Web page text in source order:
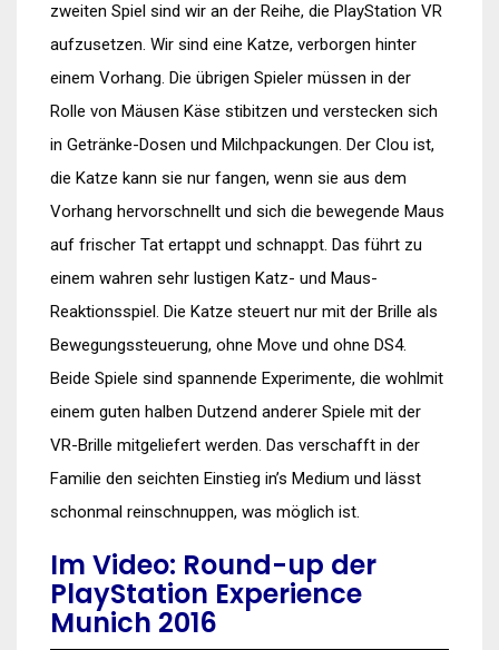
zweiten Spiel sind wir an der Reihe, die PlayStation VR
aufzusetzen. Wir sind eine Katze, verborgen hinter
einem Vorhang. Die übrigen Spieler müssen in der
Rolle von Mäusen Käse stibitzen und verstecken sich
in Getränke-Dosen und Milchpackungen. Der Clou ist,
die Katze kann sie nur fangen, wenn sie aus dem
Vorhang hervorschnellt und sich die bewegende Maus
auf frischer Tat ertappt und schnappt. Das führt zu
einem wahren sehr lustigen Katz- und Maus-
Reaktionsspiel. Die Katze steuert nur mit der Brille als
Bewegungssteuerung, ohne Move und ohne DS4.
Beide Spiele sind spannende Experimente, die wohlmit
einem guten halben Dutzend anderer Spiele mit der
VR-Brille mitgeliefert werden. Das verschafft in der
Familie den seichten Einstieg in’s Medium und lässt
schonmal reinschnuppen, was möglich ist.
Im Video: Round-up der
PlayStation Experience
Munich 2016